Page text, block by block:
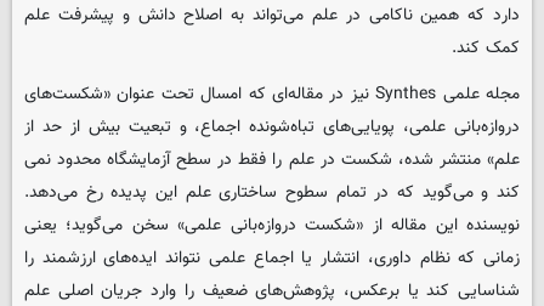
دارد که همین ناکامی در علم می‌تواند به اصلاح دانش و پیشرفت علم
کمک کند.
مجله علمی Synthes نیز در مقاله‌ای که امسال تحت عنوان «شکست‌های
دروازه‌بانی علمی، پویایی‌های تباه‌شونده اجماع، و تبعیت بیش از حد از
علم» منتشر شده، شکست در علم را فقط در سطح آزمایشگاه محدود نمی
کند و می‌گوید که در تمام سطوح ساختاری علم این پدیده رخ می‌دهد.
نویسنده این مقاله از «شکست دروازه‌بانی علمی» سخن می‌گوید؛ یعنی
زمانی که نظام داوری، انتشار یا اجماع علمی نتواند ایده‌های ارزشمند را
شناسایی کند یا برعکس، پژوهش‌های ضعیف را وارد جریان اصلی علم